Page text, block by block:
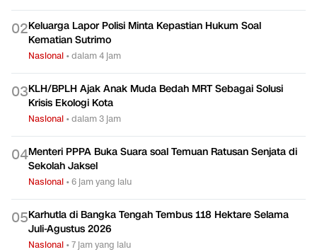
02Keluarga Lapor Polisi Minta Kepastian Hukum Soal
Kematian Sutrimo
Nasional •dalam 4 jam
03KLH/BPLH Ajak Anak Muda Bedah MRT Sebagai Solusi
Krisis Ekologi Kota
Nasional •dalam 3 jam
04Menteri PPPA Buka Suara soal Temuan Ratusan Senjata di
Sekolah Jaksel
Nasional •6 jam yang lalu
05Karhutla di Bangka Tengah Tembus 118 Hektare Selama
Juli-Agustus 2026
Nasional •7 jam yang lalu